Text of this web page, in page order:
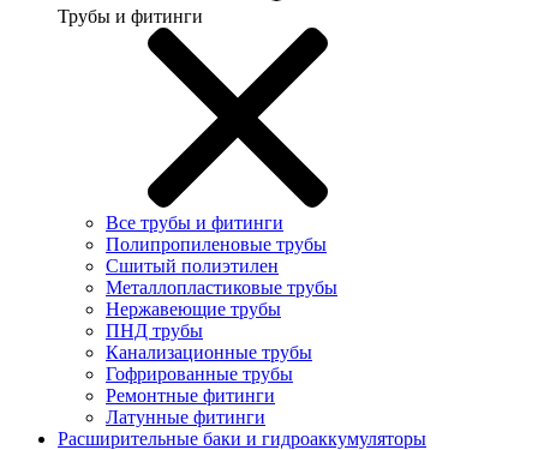
Трубы и фитинги
Все трубы и фитинги
Полипропиленовые трубы
Сшитый полиэтилен
Металлопластиковые трубы
Нержавеющие трубы
ПНД трубы
Канализационные трубы
Гофрированные трубы
Ремонтные фитинги
Латунные фитинги
Расширительные баки и гидроаккумуляторы